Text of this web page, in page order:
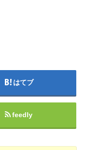
はてブ
feedly